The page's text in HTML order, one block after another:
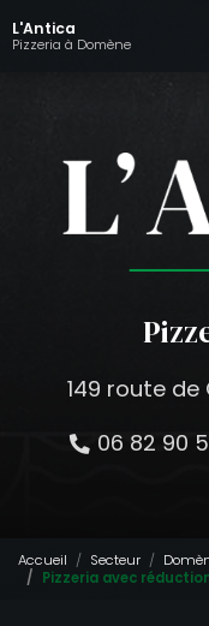
au
contenu
L'Antica
Pizzeria à Domène
149 route de
06 82 90
Accueil Secteur
Pizzeria avec